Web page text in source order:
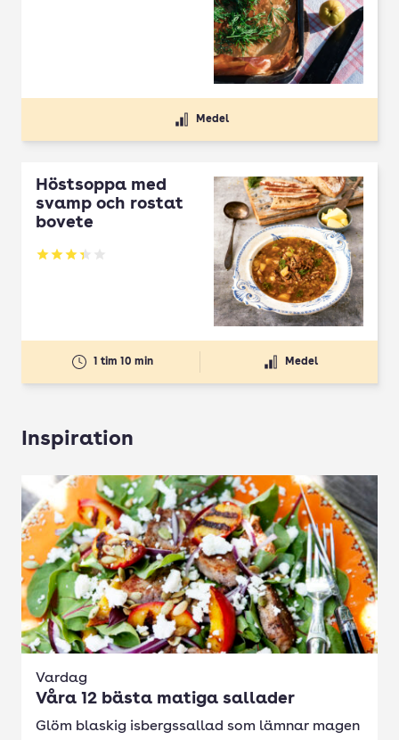
Medel
Höstsoppa med
svamp och rostat
bovete
Betyg: 3.33 av 5
1 tim 10 min Medel
Inspiration
Vardag
Våra 12 bästa matiga sallader
Glöm blaskig isbergssallad som lämnar magen